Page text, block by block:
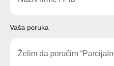
Vaša poruka